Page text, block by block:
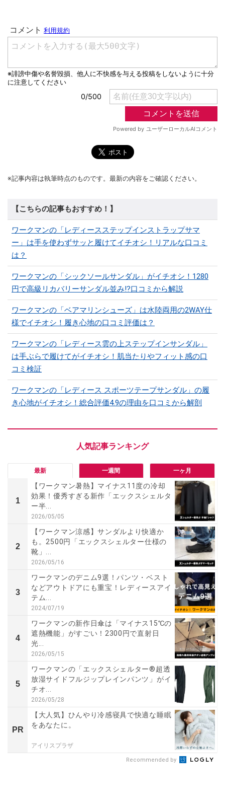
※記事内容は執筆時点のものです。最新の内容をご確認ください。
【こちらの記事もおすすめ！】
ワークマンの「レディースステップインストラップサマ
ー」は手を使わずサッと履けてイチオシ！リアルな口コミ
は？
ワークマンの「シックソールサンダル」がイチオシ！1280
円で高級リカバリーサンダル並み!?口コミから解説
ワークマンの「ベアマリンシューズ」は水陸両用の2WAY仕
様でイチオシ！履き心地の口コミ評価は？
ワークマンの「レディース雲の上ステップインサンダル」
は手ぶらで履けてがイチオシ！肌当たりやフィット感の口
コミ検証
ワークマンの「レディース スポーツテープサンダル」の履
き心地がイチオシ！総合評価4.9の理由を口コミから解剖
最新 一週間 一ヶ月
1
【ワークマン暑熱】マイナス11度の冷却
効果！優秀すぎる新作「エックスシェルタ
ー半...
2026/05/05
2
【ワークマン涼感】サンダルより快適か
も。2500円「エックスシェルター仕様の
靴」...
2026/05/16
3
ワークマンのデニム9選！パンツ・ベスト
などアウトドアにも重宝！レディースアイ
テム...
2024/07/19
4
ワークマンの新作日傘は「マイナス15℃の
遮熱機能」がすごい！2300円で直射日
光...
2026/05/15
5
ワークマンの「エックスシェルター®超透
放湿サイドフルジップレインパンツ」がイ
チオ...
2026/05/28
PR
【大人気】ひんやり冷感寝具で快適な睡眠
をあなたに。
アイリスプラザ
Recommended by